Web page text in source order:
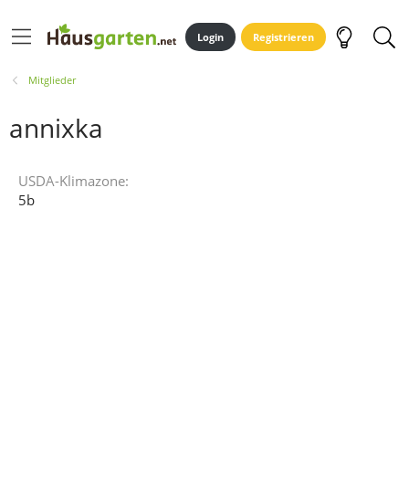
Login Registrieren
Mitglieder
annixka
USDA-Klimazone
5b